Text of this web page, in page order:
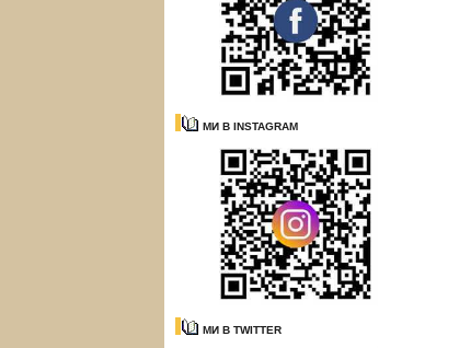
МИ В INSTAGRAM
МИ В TWITTER